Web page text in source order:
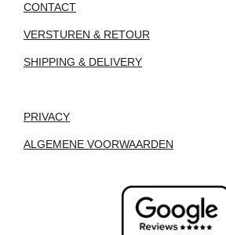
CONTACT
VERSTUREN & RETOUR
SHIPPING & DELIVERY
PRIVACY
ALGEMENE VOORWAARDEN